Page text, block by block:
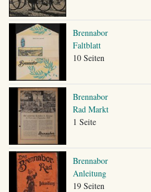
Brennabor
Faltblatt
10 Seiten
Brennabor
Rad Markt
1 Seite
Brennabor
Anleitung
19 Seiten